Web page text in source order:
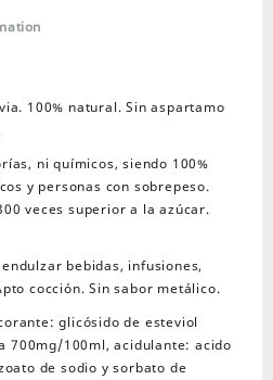
100% natural. Sin aspartamo
ni químicos, siendo 100%
y personas con sobrepeso.
veces superior a la azúcar.
endulzar bebidas, infusiones,
cocción. Sin sabor metálico.
glicósido de esteviol
700mg/100ml, acidulante: acido
de sodio y sorbato de